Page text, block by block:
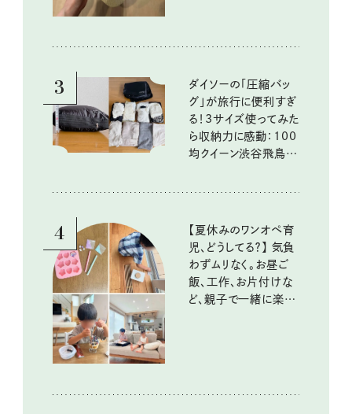
3
ダイソーの「圧縮バッ
グ」が旅行に便利すぎ
る！3サイズ使ってみた
ら収納力に感動：100
均クイーン渋谷飛鳥の
4
【夏休みのワンオペ育
児、どうしてる？】 気負
わずムリなく。お昼ご
飯、工作、お片付けな
ど、親子で一緒に楽し